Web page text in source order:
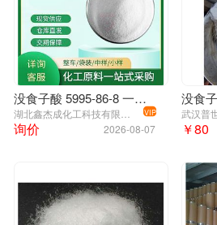
没食子酸 5995-86-8 一水没食子酸
VIP
2026-08-07
询价 ￥80